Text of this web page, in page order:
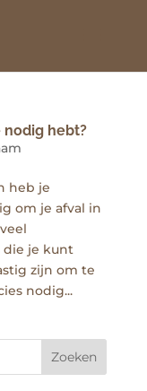
nodig hebt?
heb je
om je afval in
die je kunt
zijn om te
nodig...